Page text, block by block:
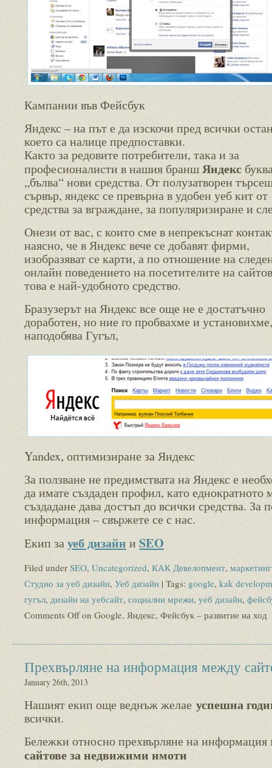
Кампании във Фейсбук
Яндекс – на път е да изскочи пред всички
което са налице предпоставки.
Както за редовите потребители, така и за
професионалисти в нашия браншЯндекс
„бълва“ нови средства. От полузатворен
сървър, яндекс се превърна в удобен уеб кит от
средства за вграждане, за популяризиране и
Онези от вас, с които сме в непрекъснат
наясно, че в Яндекс вече се добавят фирми,
изобразяват се карти, а по отношение на
онлайн поведението на посетителите на
това е най-удобното средство.
Бразузерът на Яндекс все още не е достатъчно
доработен, но ние го пробвахме и
наподобява Гугъл,
Yandex, оптимизиране за Яндекс
За ползване не предимствата на Яндекс е
да имате създаден профил, като еднократното
създадане дава достъп до всички средства. За
информация – свържете се с нас.
Екип зауеб дизайн и SEO
Filed under SEO, Uncategorized, КАК Девелопмент, маркетинг
Студио за уеб дизайн, Уеб дизайн | Tags: google, kak
гугъл, дизайн на уебсайт, социални мрежи, уеб дизайн,
Comments Offon Google, Яндекс, Фейсбук – развитие на ход
Прехвърляне на информация между
January 26th, 2013
Нашият екип още веднъж желае успешна
всички.
Бележки относно прехвърляне на
сайтове за недвижими имоти